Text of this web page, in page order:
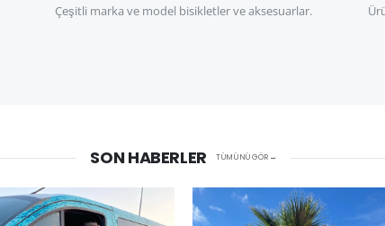
Çeşitli marka ve model bisikletler ve aksesuarlar.
SON HABERLER TÜMÜNÜ GÖR →